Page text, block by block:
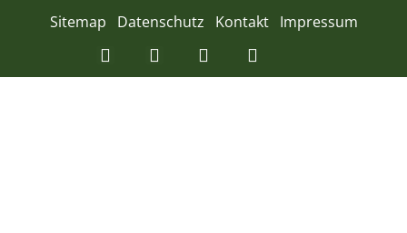
Sitemap
Datenschutz Kontakt Impressum